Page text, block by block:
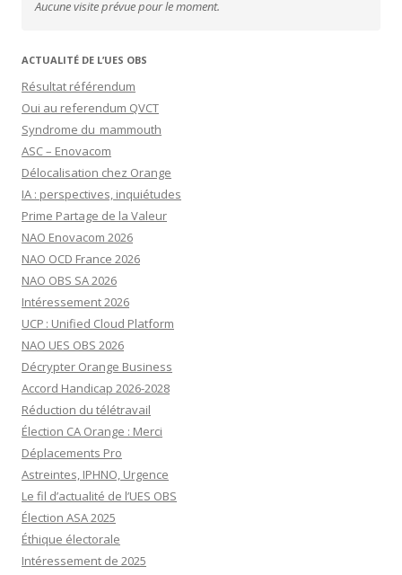
Aucune visite prévue pour le moment.
ACTUALITÉ DE L’UES OBS
Résultat référendum
Oui au referendum QVCT
Syndrome du mammouth
ASC – Enovacom
Délocalisation chez Orange
IA : perspectives, inquiétudes
Prime Partage de la Valeur
NAO Enovacom 2026
NAO OCD France 2026
NAO OBS SA 2026
Intéressement 2026
UCP : Unified Cloud Platform
NAO UES OBS 2026
Décrypter Orange Business
Accord Handicap 2026-2028
Réduction du télétravail
Élection CA Orange : Merci
Déplacements Pro
Astreintes, IPHNO, Urgence
Le fil d’actualité de l’UES OBS
Élection ASA 2025
Éthique électorale
Intéressement de 2025